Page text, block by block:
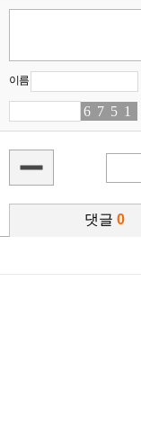
이름
68 70 54 1
댓글 0